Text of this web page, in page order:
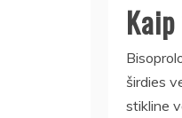
širdies
stikline